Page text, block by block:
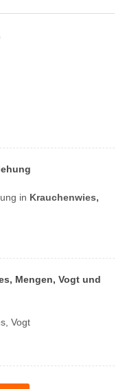
in Krauchenwies,
Mengen, Vogt und
Vogt